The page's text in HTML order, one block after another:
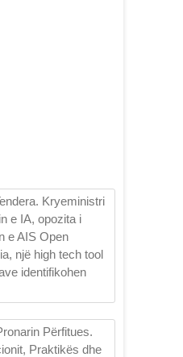
Kryeministri
e IA, opozita i
e AIS Open
një high tech tool
identifikohen
Përfitues.
Praktikës dhe